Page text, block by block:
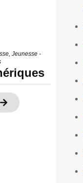
,Jeunesse -